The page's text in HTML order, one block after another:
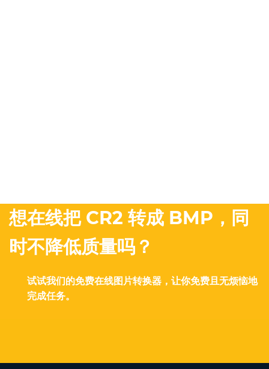
想在线把 CR2 转成 BMP，同
时不降低质量吗？
试试我们的免费在线图片转换器，让你免费且无烦恼地
完成任务。